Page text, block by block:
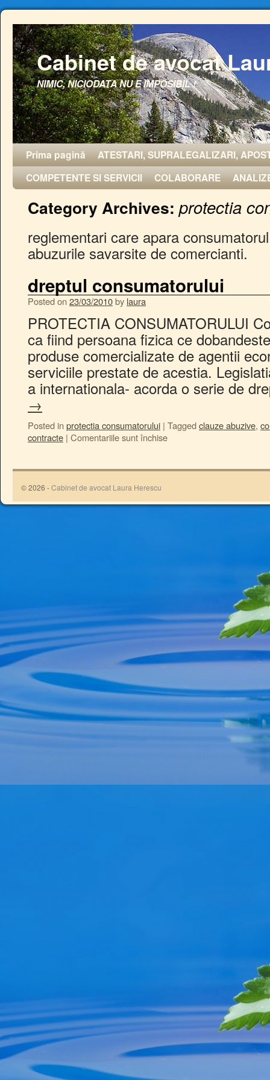
Cabinet de avocat
NIMIC, NICIODATA NU E IMPOSIBIL !
Prima pagină
ATESTARI, SUPRALEGALIZARI,
COMPETENTE SI SERVICII
COLABORARE
Category Archives: protectia
reglementari care apara
abuzurile savarsite de comercianti.
dreptul consumatorului
Posted on 23/03/2010by laura
PROTECTIA CONSUMATORULUI
ca fiind persoana fizica ce
produse comercializate de agentii
serviciile prestate de acestia.
a internationala- acorda o serie de
→
Posted in protectia consumatorului | Taggedclauze abuzive,
contracte | Comentariile sunt închise
© 2026 -Cabinet de avocat Laura Herescu